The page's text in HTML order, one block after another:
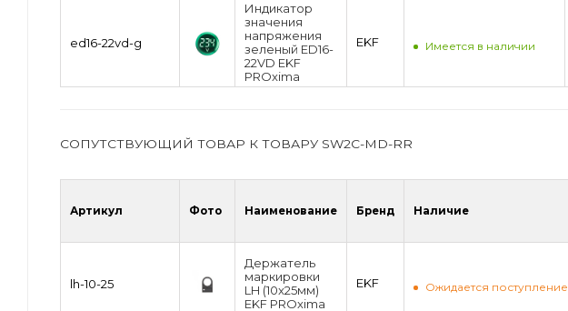
ed16-22vd-g
Индикатор
значения
напряжения
зеленый ED16-
22VD EKF
PROxima
EKF Имеется в наличии
СОПУТСТВУЮЩИЙ ТОВАР К ТОВАРУ SW2C-MD-RR
Артикул Фото Наименование Бренд Наличие
lh-10-25
Держатель
маркировки
LH (10x25мм)
EKF PROxima
EKF Ожидается поступление